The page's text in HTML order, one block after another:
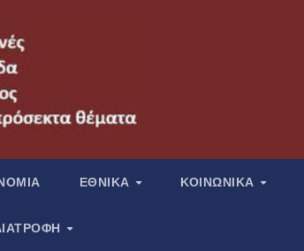
ΕΘΝΙΚΑ ΚΟΙΝΩΝΙΚΑ